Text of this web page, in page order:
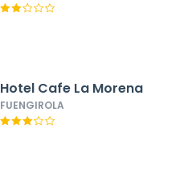
Hotel Cafe La Morena
FUENGIROLA